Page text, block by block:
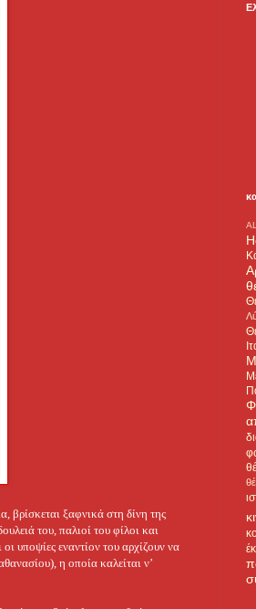
βρίσκεται ξαφνικά στη δίνη της
του, παλιοί του φίλοι και
υποψίες εναντίον του αρχίζουν να
η οποία καλείται ν’